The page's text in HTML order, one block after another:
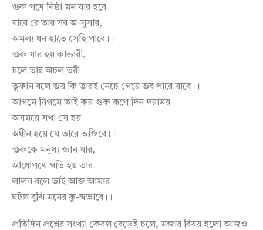
গুরু পদে নিষ্ঠা মন যার হবে
যাবে রে তার সব অ-সুসার,
অমূল্য ধন হাতে সেহি পাবে।।
গুরু যার হয় কান্ডারী,
চলে তার অচল তরী
তুফান বলে ভয় কি তারই নেচে গেয়ে ভব পারে যাবে।।
আগমে নিগমে তাই কয় গুরু রূপে দিন দয়াময়
অসময়ে সখা সে হয়
অধীন হয়ে যে তারে ভজিবে।।
গুরুকে মনুষ্য জ্ঞান যার,
আধোপথে গতি হয় তার
লালন বলে তাই আজ আমার
ঘটল বুঝি মনের কু-স্বভাবে।।
প্রতিদিন প্রশ্নের সংখ্যা কেবল বেড়েই চলে, মজার বিষয় হলো আজও